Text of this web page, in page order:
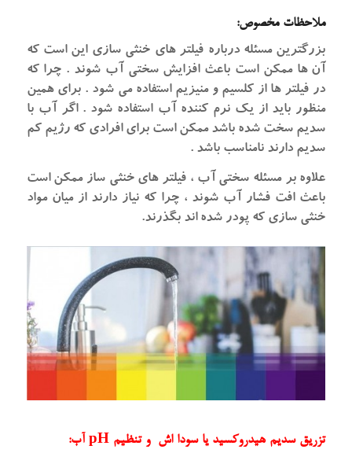
ملاحظات مخصوص:
بزرگترین مسئله درباره فیلتر های خنثی سازی این است که
آن ها ممکن است باعث افزایش سختی آب شوند . چرا که
در فیلتر ها از کلسیم و منیزیم استفاده می شود . برای همین
منظور باید از یک نرم کننده آب استفاده شود . اگر آب با
سدیم سخت شده باشد ممکن است برای افرادی که رژیم کم
سدیم دارند نامناسب باشد .
علاوه بر مسئله سختی آب ، فیلتر های خنثی ساز ممکن است
باعث افت فشار آب شوند ، چرا که نیاز دارند از میان مواد
خنثی سازی که پودر شده اند بگذرند.
تزریق سدیم هیدروکسید یا سودا اش و تنظیم pH آب: